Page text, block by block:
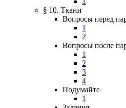
§ 10. Ткани
Вопросы перед
1
2
Вопросы после
1
2
3
4
Подумайте
1